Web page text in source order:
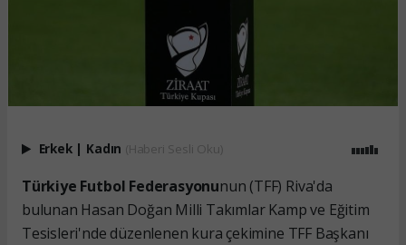
Erkek | Kadın (Haberi Sesli Oku)
Türkiye Futbol Federasyonunun (TFF) Riva'da
bulunan Hasan Doğan Milli Takımlar Kamp ve Eğitim
Tesisleri'nde düzenlenen kura çekimine TFF Başkanı